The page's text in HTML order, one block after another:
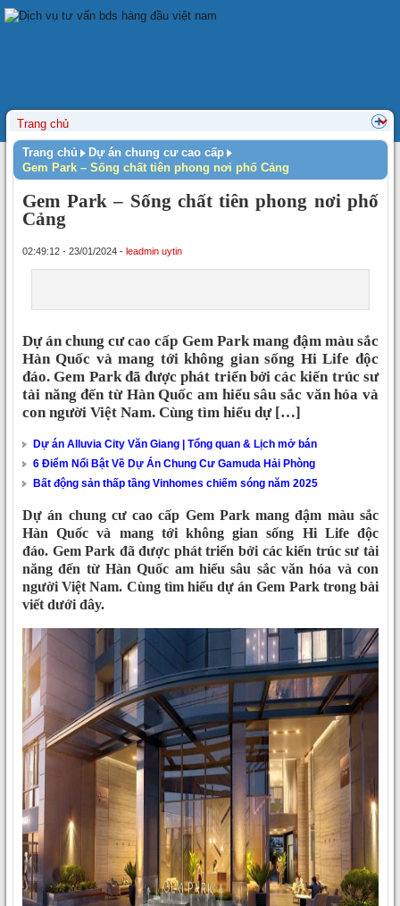
Trang chủ
Dự án chung cư cao cấp
Gem Park – Sống chất tiên phong nơi phố Cảng
Gem Park – Sống chất tiên phong nơi phố
Cảng
02:49:12 - 23/01/2024 - leadmin uytin
Dự án chung cư cao cấp Gem Park mang đậm màu sắc
Hàn Quốc và mang tới không gian sống Hi Life độc
đáo. Gem Park đã được phát triển bởi các kiến trúc sư
tài năng đến từ Hàn Quốc am hiểu sâu sắc văn hóa và
con người Việt Nam. Cùng tìm hiểu dự […]
Dự án Alluvia City Văn Giang | Tổng quan & Lịch mở bán
6 Điểm Nổi Bật Về Dự Án Chung Cư Gamuda Hải Phòng
Bất động sản thấp tầng Vinhomes chiếm sóng năm 2025
Dự án chung cư cao cấp Gem Park mang đậm màu sắc
Hàn Quốc và mang tới không gian sống Hi Life độc
đáo. Gem Park đã được phát triển bởi các kiến trúc sư tài
năng đến từ Hàn Quốc am hiểu sâu sắc văn hóa và con
người Việt Nam. Cùng tìm hiểu dự án Gem Park trong bài
viết dưới đây.